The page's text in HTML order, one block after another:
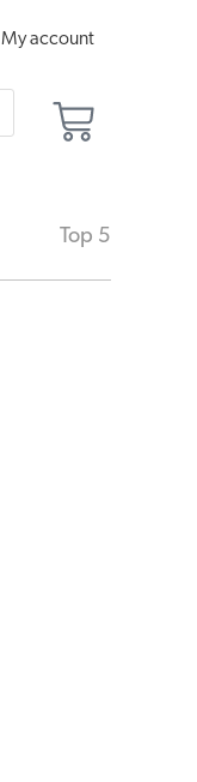
My account
Basket
Top 5